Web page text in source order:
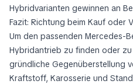
Hybridvarianten gewinnen an
Fazit: Richtung beim Kauf oder
Um den passenden Mercedes-
Hybridantrieb zu finden oder
gründliche Gegenüberstellung
Kraftstoff, Karosserie und